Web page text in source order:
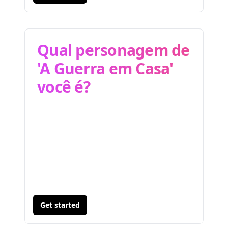
Qual personagem de
'A Guerra em Casa'
você é?
Get started